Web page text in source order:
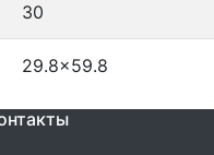
30
29.8x59.8